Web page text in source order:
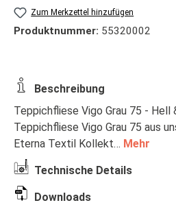
Zum Merkzettel hinzufügen
Produktnummer: 55320002
Beschreibung
Teppichfliese Vigo Grau 75 - Hell
Teppichfliese Vigo Grau 75 aus
Eterna Textil Kollekt… Mehr
Technische Details
Downloads